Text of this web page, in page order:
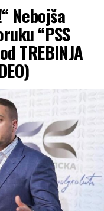
Srpske. To je
Moja ustavna
Srpske i ne pada
druga dva člana
skupštine šta ću
Cvijanovićeva
nastavlja
godini, jer je u
da pokrene veto
da ponudi biračima,
i sukobi su stari
Nebojša
“PSS
TREBINJA